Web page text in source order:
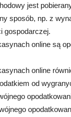
jest
sposób, np. z
gospodarczej.
online są
online
od